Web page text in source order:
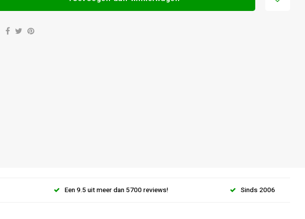
Een 9.5 uit meer dan 5700 reviews! Sinds 2006